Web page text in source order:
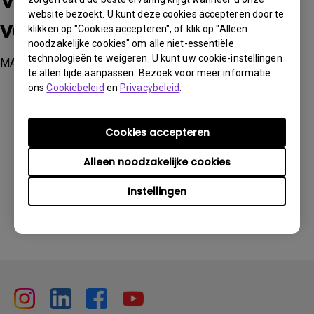
website bezoekt. U kunt deze cookies accepteren door te
klikken op "Cookies accepteren", of klik op "Alleen
noodzakelijke cookies" om alle niet-essentiële
technologieën te weigeren. U kunt uw cookie-instellingen
te allen tijde aanpassen. Bezoek voor meer informatie
onsCookiebeleid en Privacybeleid
Instellingen
Alleen noodzakelijke cookies
Cookies accepteren
volgende modellen
MA270U, MA320U
Heeft deze informatie u geholpen?
Ja Nee